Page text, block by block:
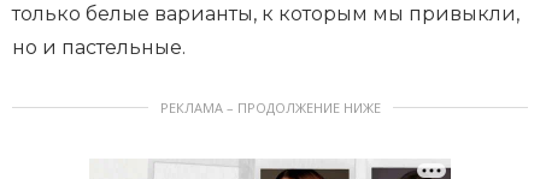
только белые варианты, к которым мы привыкли,
но и пастельные.
РЕКЛАМА – ПРОДОЛЖЕНИЕ НИЖЕ